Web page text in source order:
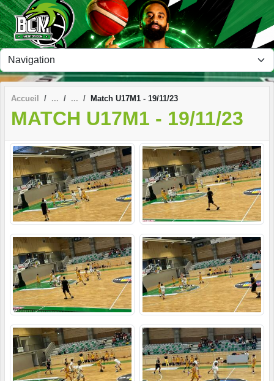
Accueil Match U17M1 - 19/11/23
MATCH U17M1 - 19/11/23
Panneau de gestion des cookies